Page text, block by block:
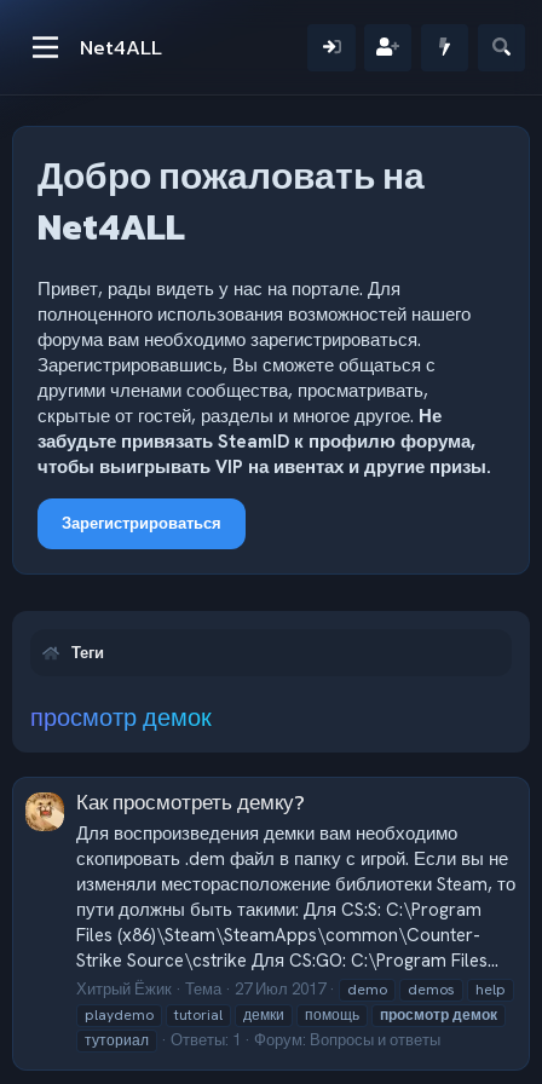
Net4ALL
Добро пожаловать на
Net4ALL
Привет, рады видеть у нас на портале. Для
полноценного использования возможностей нашего
форума вам необходимо зарегистрироваться.
Зарегистрировавшись, Вы сможете общаться с
другими членами сообщества, просматривать,
скрытые от гостей, разделы и многое другое. Не
забудьте привязать SteamID к профилю форума,
чтобы выигрывать VIP на ивентах и другие призы.
Зарегистрироваться
Теги
просмотр демок
Как просмотреть демку?
Для воспроизведения демки вам необходимо
скопировать .dem файл в папку с игрой. Если вы не
изменяли месторасположение библиотеки Steam, то
пути должны быть такими: Для CS:S: C:\Program
Files (x86)\Steam\SteamApps\common\Counter-
Strike Source\cstrike Для CS:GO: C:\Program Files...
Хитрый Ёжик Тема 27 Июл 2017 demo demos
help
playdemo
tutorial демки помощь просмотрдемок
туториал
Ответы: 1 Форум: Вопросы и ответы